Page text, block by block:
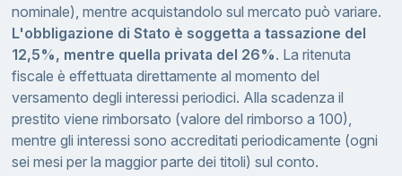
nominale), mentre acquistandolo sul mercato può variare.
L'obbligazione di Stato è soggetta a tassazione del
12,5%, mentre quella privata del 26%. La ritenuta
fiscale è effettuata direttamente al momento del
versamento degli interessi periodici. Alla scadenza il
prestito viene rimborsato (valore del rimborso a 100),
mentre gli interessi sono accreditati periodicamente (ogni
sei mesi per la maggior parte dei titoli) sul conto.